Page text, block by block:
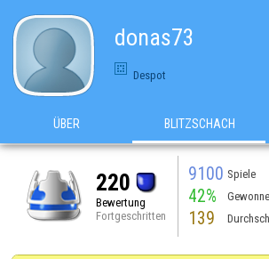
donas73
Despot
ÜBER BLITZSCHACH
220
Bewertung
Fortgeschritten
9100 Spiele
42%
139